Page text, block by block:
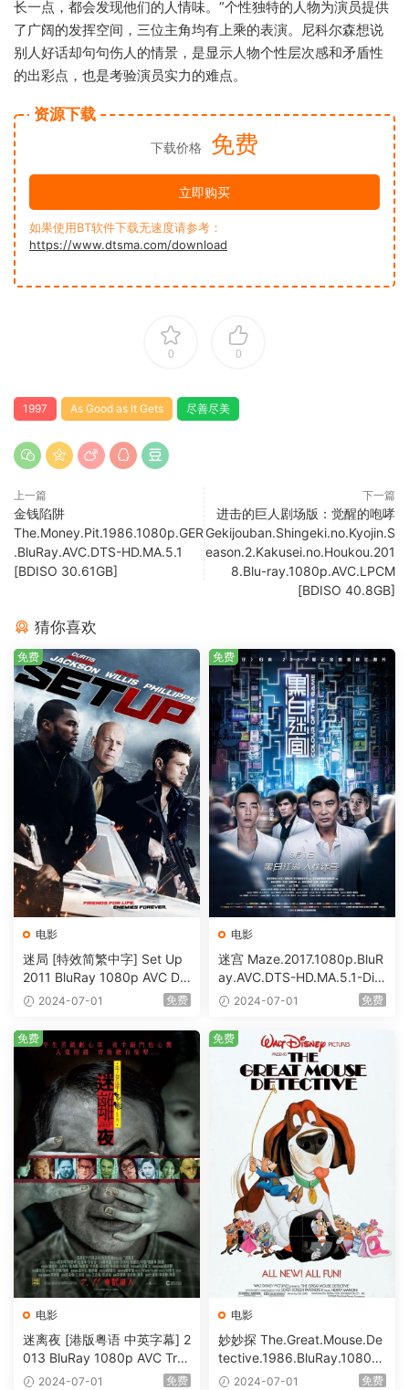
长一点，都会发现他们的人情味。”个性独特的人物为演员提供
了广阔的发挥空间，三位主角均有上乘的表演。尼科尔森想说
别人好话却句句伤人的情景，是显示人物个性层次感和矛盾性
的出彩点，也是考验演员实力的难点。
资源下载
下载价格 免费
立即购买
如果使用BT软件下载无速度请参考：
https://www.dtsma.com/download
0 0
1997 As Good as It Gets 尽善尽美
上一篇
金钱陷阱
The.Money.Pit.1986.1080p.GER
.BluRay.AVC.DTS-HD.MA.5.1
[BDISO 30.61GB]
下一篇
进击的巨人剧场版：觉醒的咆哮
Gekijouban.Shingeki.no.Kyojin.S
eason.2.Kakusei.no.Houkou.201
8.Blu-ray.1080p.AVC.LPCM
[BDISO 40.8GB]
猜你喜欢
电影
迷局 [特效简繁中字] Set Up
2011 BluRay 1080p AVC DT
S-HD MA5.1-shhaclm@CHD
2024-07-01 免费
免费
电影
迷宫 Maze.2017.1080p.BluR
ay.AVC.DTS-HD.MA.5.1-DiY
@HDHome [BDISO 19.7GB]
2024-07-01 免费
免费
电影
迷离夜 [港版粤语 中英字幕] 2
013 BluRay 1080p AVC Tru
eHD5.1 [BDISO 22.64GB]
2024-07-01 免费
免费
电影
妙妙探 The.Great.Mouse.De
tective.1986.BluRay.1080p.
AVC.DTS-HD.MA.5.1-HDHo
2024-07-01 免费
免费